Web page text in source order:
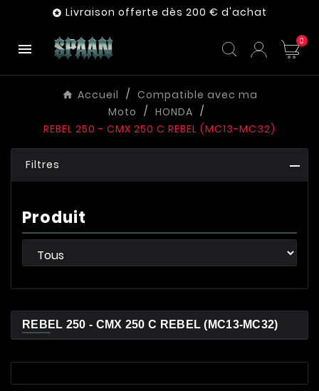
 Livraison offerte dès 200 € d'achat
 0
Accueil
Compatible avec ma
Moto
HONDA
REBEL 250 - CMX 250 C REBEL (MC13-MC32)
Filtres
Produit
REBEL 250 - CMX 250 C REBEL (MC13-MC32)